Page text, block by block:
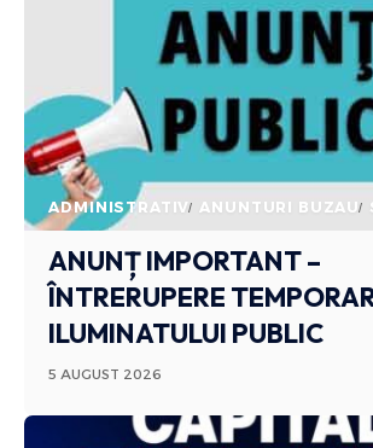
ADMINISTRATIV ANUNTURI BUZAU
ANUNȚ IMPORTANT –
ÎNTRERUPERE
ILUMINATULUI PUBLIC
5 AUGUST 2026